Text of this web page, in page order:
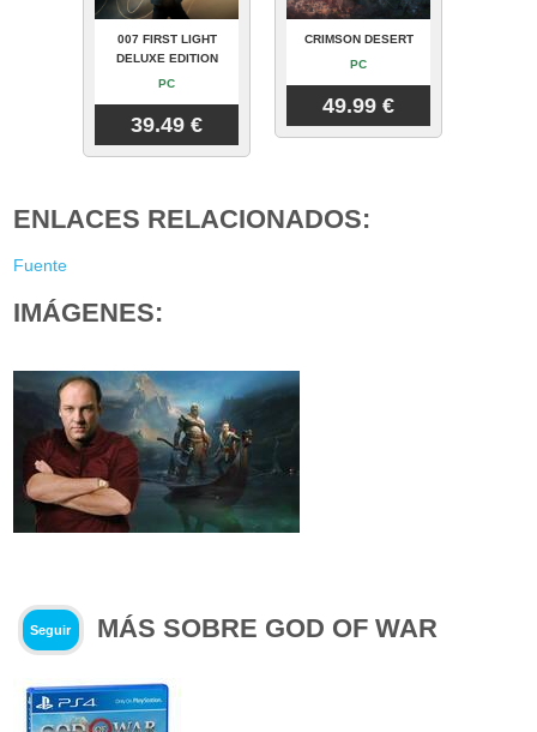
007 FIRST LIGHT
DELUXE EDITION
PC
39.49 €
CRIMSON DESERT
PC
49.99 €
ENLACES RELACIONADOS:
Fuente
IMÁGENES:
Seguir MÁS SOBRE GOD OF WAR